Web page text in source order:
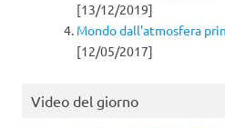
[13/12/2019]
Mondo dall’atmosfera
[12/05/2017]
Video del giorno